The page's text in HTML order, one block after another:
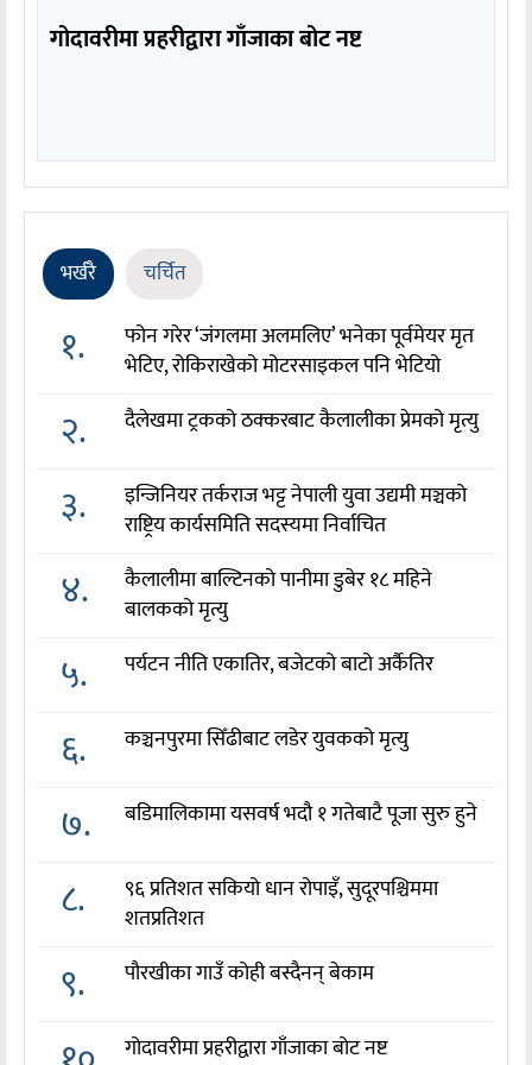
गोदावरीमा प्रहरीद्वारा गाँजाका बोट नष्ट
भर्खरै चर्चित
१.
फोन गरेर ‘जंगलमा अलमलिए’ भनेका पूर्वमेयर मृत
भेटिए, रोकिराखेको मोटरसाइकल पनि भेटियो
२. दैलेखमा ट्रकको ठक्करबाट कैलालीका प्रेमको मृत्यु
३.
इन्जिनियर तर्कराज भट्ट नेपाली युवा उद्यमी मञ्चको
राष्ट्रिय कार्यसमिति सदस्यमा निर्वाचित
४.
कैलालीमा बाल्टिनको पानीमा डुबेर १८ महिने
बालकको मृत्यु
५. पर्यटन नीति एकातिर, बजेटको बाटो अर्कैतिर
६. कञ्चनपुरमा सिँढीबाट लडेर युवकको मृत्यु
७. बडिमालिकामा यसवर्ष भदौ १ गतेबाटै पूजा सुरु हुने
८.
९६ प्रतिशत सकियो धान रोपाइँ, सुदूरपश्चिममा
शतप्रतिशत
९. पौरखीका गाउँ कोही बस्दैनन् बेकाम
गोदावरीमा प्रहरीद्वारा गाँजाका बोट नष्ट